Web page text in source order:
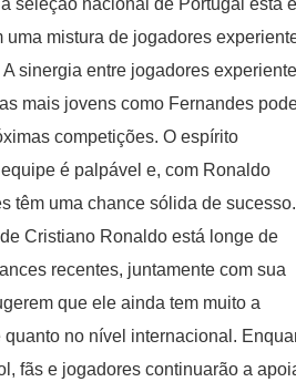
seleção nacional de Portugal está
uma mistura de jogadores
sinergia entre jogadores
mais jovens como Fernandes
competições. O espírito
é palpável e, com Ronaldo
têm uma chance sólida de sucesso.
Cristiano Ronaldo está longe de
recentes, juntamente com sua
que ele ainda tem muito a
quanto no nível internacional.
fãs e jogadores continuarão a